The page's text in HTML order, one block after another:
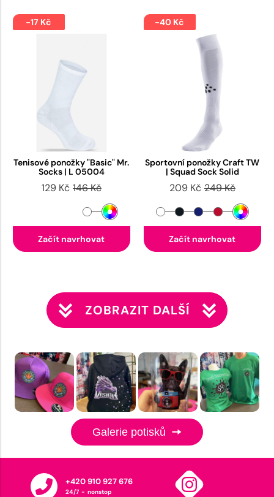
-17 Kč
Tenisové ponožky "Basic" Mr.
Socks | L 05004
129 Kč 146 Kč
Začít navrhovat
-40 Kč
Sportovní ponožky Craft TW
| Squad Sock Solid
209 Kč 249 Kč
Začít navrhovat
ZOBRAZIT DALŠÍ
Galerie potisků
+420 910 927 676
24/7 - nonstop